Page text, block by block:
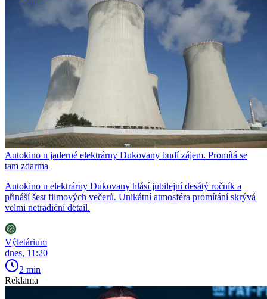
Autokino u jaderné elektrárny Dukovany budí zájem. Promítá se
tam zdarma
Autokino u elektrárny Dukovany hlásí jubilejní desátý ročník a
přináší šest filmových večerů. Unikátní atmosféra promítání skrývá
velmi netradiční detail.
Výletárium
dnes, 11:20
2 min
Reklama